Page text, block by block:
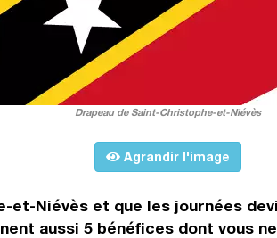
Drapeau de Saint-Christophe-et-Niévès
Agrandir l'image
Niévès et que les journées
aussi 5 bénéfices dont vous